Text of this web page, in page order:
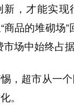
新，才能实现
商品的堆砌场”
场中始终占
，超市从一
。